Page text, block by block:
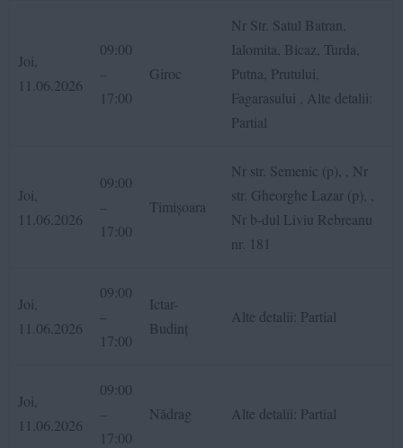
Joi,
11.06.2026
09:00
–
17:00
Giroc
Nr Str. Satul Batran,
Ialomita, Bicaz, Turda,
Putna, Prutului,
Fagarasului , Alte detalii:
Partial
Joi,
11.06.2026
09:00
–
17:00
Timișoara
Nr str. Semenic (p), , Nr
str. Gheorghe Lazar (p), ,
Nr b-dul Liviu Rebreanu
nr. 181
Joi,
11.06.2026
09:00
–
17:00
Ictar-
Budinț
Alte detalii: Partial
Joi,
11.06.2026
09:00
–
17:00
Nădrag Alte detalii: Partial